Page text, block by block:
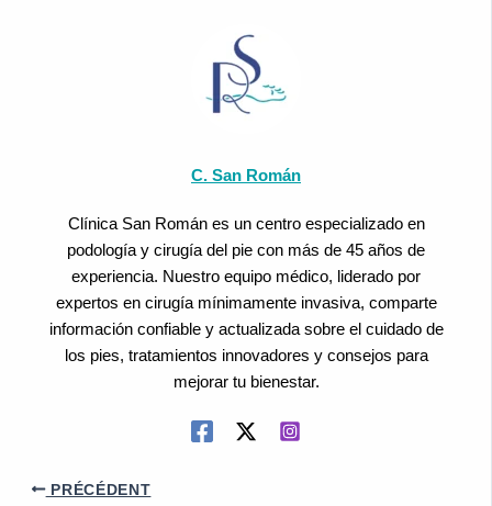
C. San Román
Clínica San Román es un centro especializado en
podología y cirugía del pie con más de 45 años de
experiencia. Nuestro equipo médico, liderado por
expertos en cirugía mínimamente invasiva, comparte
información confiable y actualizada sobre el cuidado de
los pies, tratamientos innovadores y consejos para
mejorar tu bienestar.
PRÉCÉDENT